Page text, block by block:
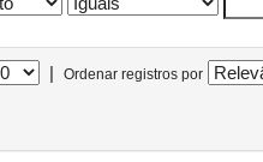
| Ordenar registros por